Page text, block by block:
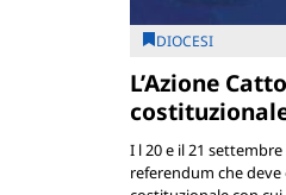
DIOCESI
L’Azione
I l 20 e il 21
referendum che